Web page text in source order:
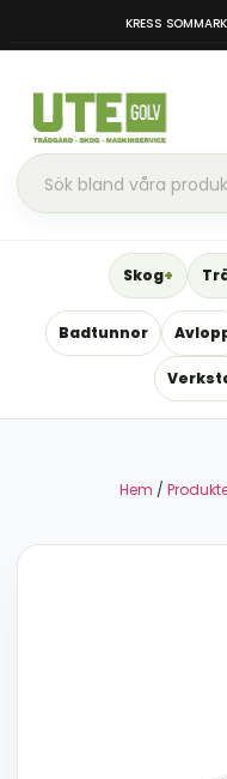
KRESS
Skog
Badtunnor
Hem /